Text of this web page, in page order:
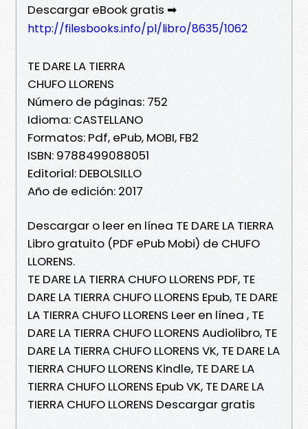
Descargar eBook gratis ➡
http://filesbooks.info/pl/libro/8635/1062
TE DARE LA TIERRA
CHUFO LLORENS
Número de páginas: 752
Idioma: CASTELLANO
Formatos: Pdf, ePub, MOBI, FB2
ISBN: 9788499088051
Editorial: DEBOLSILLO
Año de edición: 2017
Descargar o leer en línea TE DARE LA TIERRA
Libro gratuito (PDF ePub Mobi) de CHUFO
LLORENS.
TE DARE LA TIERRA CHUFO LLORENS PDF, TE
DARE LA TIERRA CHUFO LLORENS Epub, TE DARE
LA TIERRA CHUFO LLORENS Leer en línea , TE
DARE LA TIERRA CHUFO LLORENS Audiolibro, TE
DARE LA TIERRA CHUFO LLORENS VK, TE DARE LA
TIERRA CHUFO LLORENS Kindle, TE DARE LA
TIERRA CHUFO LLORENS Epub VK, TE DARE LA
TIERRA CHUFO LLORENS Descargar gratis